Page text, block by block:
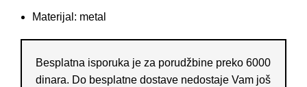
Materijal: metal
Besplatna isporuka je za porudžbine preko 6000
dinara. Do besplatne dostave nedostaje Vam još